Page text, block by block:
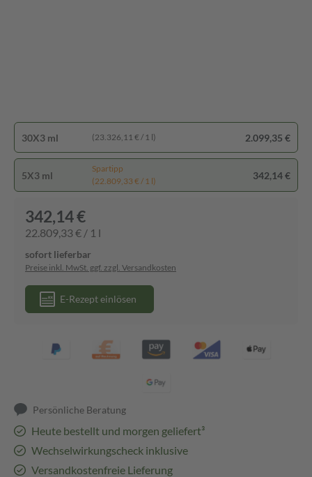
30X3 ml (23.326,11 € / 1 l) 2.099,35 €
5X3 ml
Spartipp
(22.809,33 € / 1 l)
342,14 €
342,14 €
22.809,33 € / 1 l
sofort lieferbar
Preise inkl. MwSt. ggf. zzgl. Versandkosten
E-Rezept einlösen
Persönliche Beratung
Heute bestellt und morgen geliefert³
Wechselwirkungscheck inklusive
Versandkostenfreie Lieferung